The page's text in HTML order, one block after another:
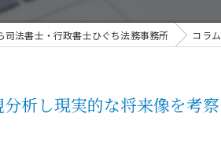
司法書士・行政書士ひぐち法務事務所 コラム
析し現実的な将来像を考察